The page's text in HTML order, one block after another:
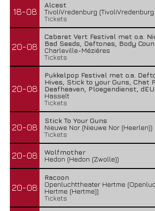
18-08
Alcest
TivoliVredenburg
Tickets
20-08
Cabaret Vert Festival met o.a.
Bad Seeds, Deftones, Body
Charleville-Mézières
Tickets
20-08
Pukkelpop Festival met o.a.
Hives, Stick to your Guns, Chat
Deafheaven, Ploegendienst,
Hasselt
Tickets
20-08
Stick To Your Guns
Nieuwe Nor (Nieuwe Nor (Heerlen))
Tickets
20-08
Wolfmother
Hedon (Hedon (Zwolle))
20-08
Racoon
Openluchttheater Hertme
Hertme (Hertme))
Tickets